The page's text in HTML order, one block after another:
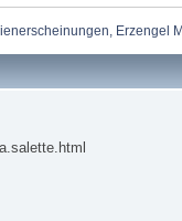
Erzengel